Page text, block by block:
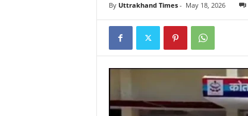
a
t
By Uttrakhand Times- May 18, 2026